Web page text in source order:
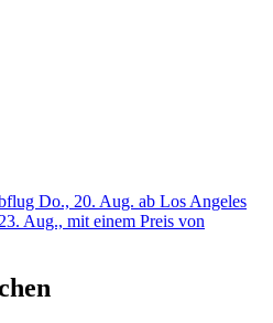
Do., 20. Aug. ab Los Angeles
Aug., mit einem Preis von